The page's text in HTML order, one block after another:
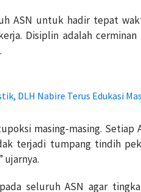
ASN untuk hadir tepat
Disiplin adalah
DLH Nabire Terus Edukasi
masing-masing. Setiap
terjadi tumpang tindih
ujarnya.
seluruh ASN agar